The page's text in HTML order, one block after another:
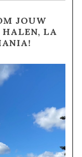
JOUW
HALEN, LA